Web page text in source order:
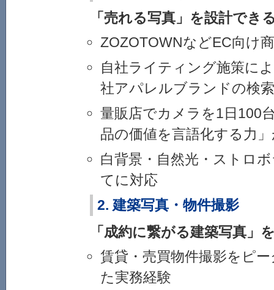
「売れる写真」を設計でき
ZOZOTOWNなどEC向け
自社ライティング施策に
社アパレルブランドの検
量販店でカメラを1日100
品の価値を言語化する力
白背景・自然光・ストロ
てに対応
2. 建築写真・物件撮影
「成約に繋がる建築写真」
賃貸・売買物件撮影をピ
た実務経験